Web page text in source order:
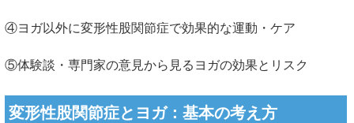
④ヨガ以外に変形性股関節症で効果的な運動・ケア
⑤体験談・専門家の意見から見るヨガの効果とリスク
変形性股関節症とヨガ：基本の考え方